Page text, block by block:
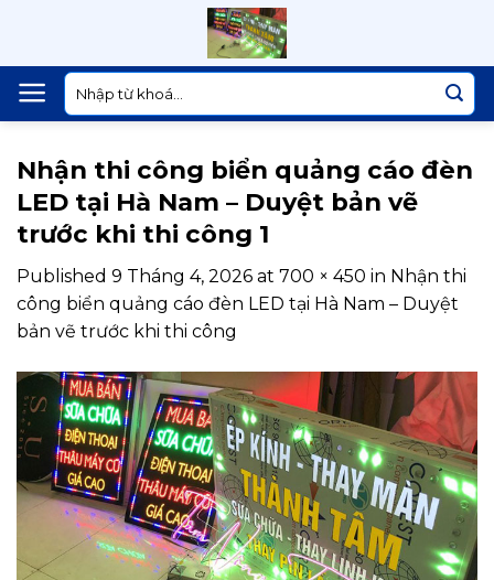
content
Tìm
kiếm:
Nhận thi công biển quảng cáo đèn
LED tại Hà Nam – Duyệt bản vẽ
trước khi thi công 1
Published 9 Tháng 4, 2026 at 700 × 450 in Nhận thi
công biển quảng cáo đèn LED tại Hà Nam – Duyệt
bản vẽ trước khi thi công